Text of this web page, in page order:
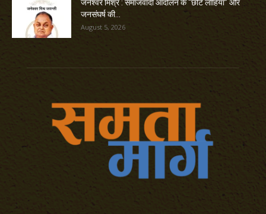
जनेश्वर मिश्र : समाजवादी आंदोलन के “छोटे लोहिया” और
जनसंघर्ष की...
August 5, 2026